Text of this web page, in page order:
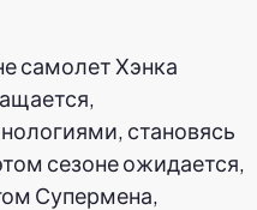
самолет Хэнка
становясь
сезоне ожидается,
Супермена,